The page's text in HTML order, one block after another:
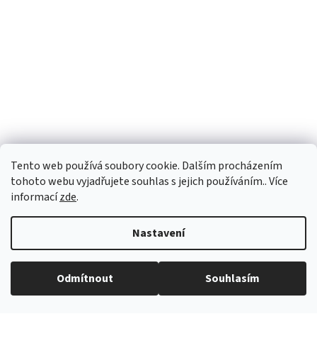
Tento web používá soubory cookie. Dalším procházením
tohoto webu vyjadřujete souhlas s jejich používáním.. Více
informacízde.
Nastavení
Odmítnout Souhlasím
Vytvořil Shoptet